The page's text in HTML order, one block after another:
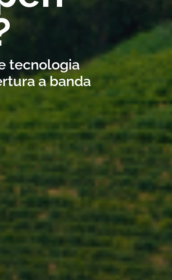
tecnologia
a banda